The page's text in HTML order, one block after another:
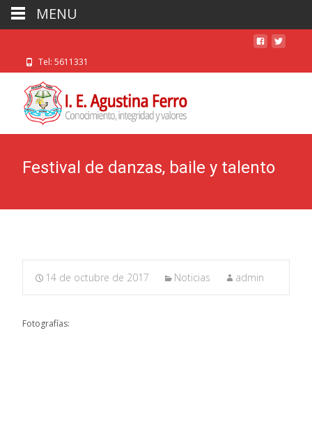
Tel: 5611331
Festival de danzas, baile y talento
14 de octubre de 2017 Noticias admin
Fotografías:
MENU